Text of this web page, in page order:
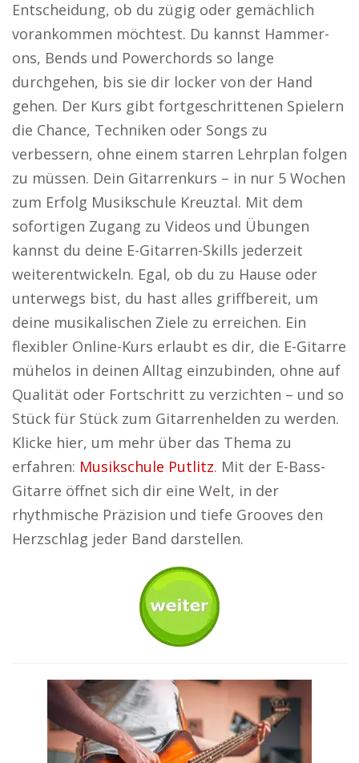
Entscheidung, ob du zügig oder gemächlich
vorankommen möchtest. Du kannst Hammer-
ons, Bends und Powerchords so lange
durchgehen, bis sie dir locker von der Hand
gehen. Der Kurs gibt fortgeschrittenen Spielern
die Chance, Techniken oder Songs zu
verbessern, ohne einem starren Lehrplan folgen
zu müssen. Dein Gitarrenkurs – in nur 5 Wochen
zum Erfolg Musikschule Kreuztal. Mit dem
sofortigen Zugang zu Videos und Übungen
kannst du deine E-Gitarren-Skills jederzeit
weiterentwickeln. Egal, ob du zu Hause oder
unterwegs bist, du hast alles griffbereit, um
deine musikalischen Ziele zu erreichen. Ein
flexibler Online-Kurs erlaubt es dir, die E-Gitarre
mühelos in deinen Alltag einzubinden, ohne auf
Qualität oder Fortschritt zu verzichten – und so
Stück für Stück zum Gitarrenhelden zu werden.
Klicke hier, um mehr über das Thema zu
erfahren: Musikschule Putlitz. Mit der E-Bass-
Gitarre öffnet sich dir eine Welt, in der
rhythmische Präzision und tiefe Grooves den
Herzschlag jeder Band darstellen.